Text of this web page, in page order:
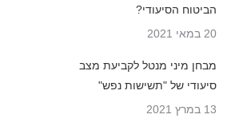
הביטוח הסיעודי?
20 במאי 2021
מבחן מיני מנטל לקביעת מצב
סיעודי של "תשישות נפש"
13 במרץ 2021